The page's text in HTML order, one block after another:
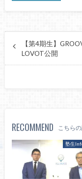
【第4期生】
LOVOT公開
RECOMMEND こちら
塾生